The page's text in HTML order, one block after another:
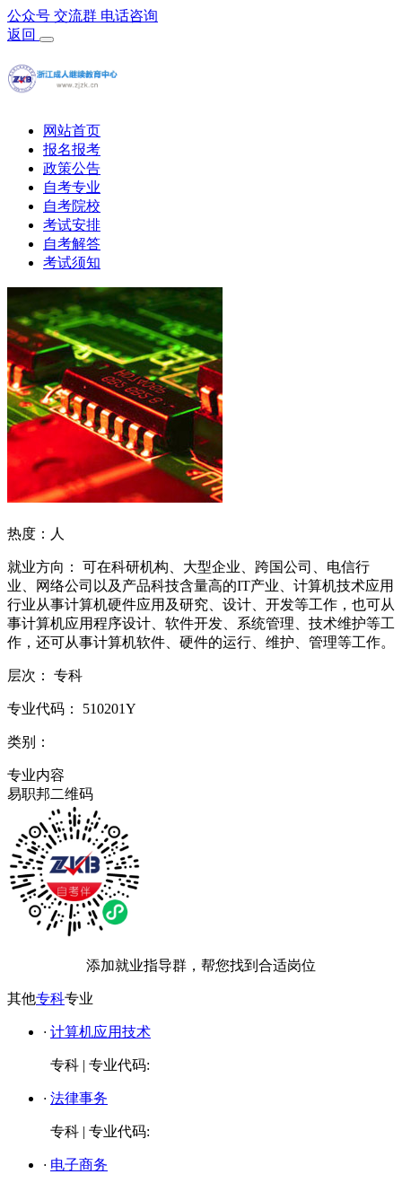
公众号 交流群 电话咨询
返回
网站首页
报名报考
政策公告
自考专业
自考院校
考试安排
自考解答
考试须知
热度： 人
就业方向： 可在科研机构、大型企业、跨国公司、电信行
业、网络公司以及产品科技含量高的IT产业、计算机技术应用
行业从事计算机硬件应用及研究、设计、开发等工作，也可从
事计算机应用程序设计、软件开发、系统管理、技术维护等工
作，还可从事计算机软件、硬件的运行、维护、管理等工作。
层次： 专科
专业代码： 510201Y
类别：
专业内容
易职邦二维码
添加就业指导群，帮您找到合适岗位
其他专科专业
· 计算机应用技术
专科 | 专业代码:
· 法律事务
专科 | 专业代码:
· 电子商务